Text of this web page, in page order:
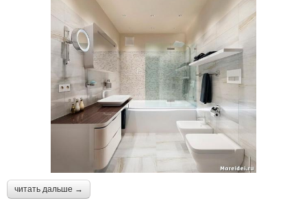
читать дальше →